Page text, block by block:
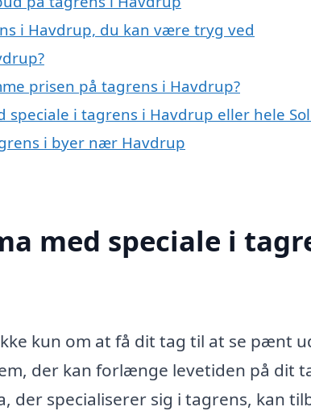
i Havdrup, du kan være tryg ved
prisen på tagrens i Havdrup?
speciale i tagrens i Havdrup eller hele
i byer nær Havdrup
med speciale i
kun om at få dit tag til at se pænt
der kan forlænge levetiden på dit
der specialiserer sig i tagrens, kan